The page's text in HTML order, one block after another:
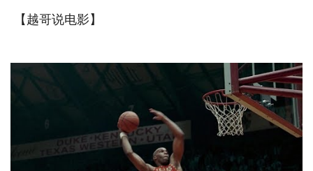
【越哥说电影】